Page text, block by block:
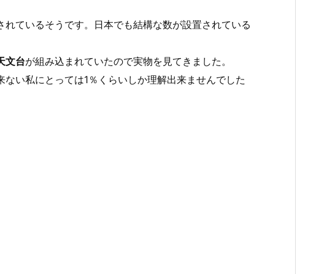
ているそうです。日本でも結構な数が設置されている
文台が組み込まれていたので実物を見てきました。
い私にとっては1％くらいしか理解出来ませんでした